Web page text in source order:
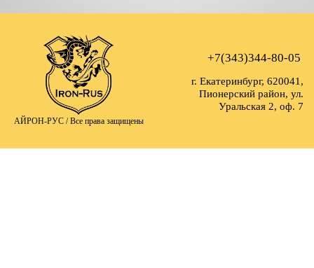
АЙРОН-РУС /Все права защищены
+7(343)344-80-05
г. Екатеринбург, 620041,
Пионерский район, ул.
Уральская 2, оф. 7